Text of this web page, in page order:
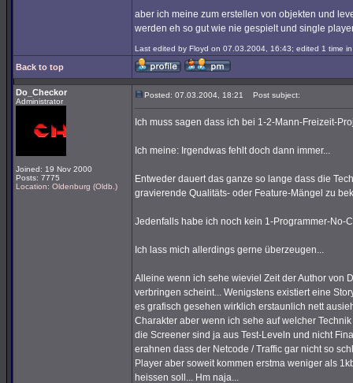
aber ich meine zum erstellen von objekten und
werden eh so gut wie nie gespielt und single
Last edited by Floyd on 07.03.2004, 16:43; edited 1 time
Back to top
Do_Checkor
Administrator
Joined: 19 Nov 2000
Posts: 7775
Location: Oldenburg (Oldb.)
Posted: 07.03.2004, 18:21 Post subject:
Ich muss sagen dass ich bei 1-2-Mann-Freizeit-
Ich meine: Irgendwas fehlt doch dann immer...
Entweder dauert das ganze so lange dass die
gravierende Qualitäts- oder Feature-Mängel zu
Jedenfalls habe ich noch kein 1-Programmer-No-
Ich lass mich allerdings gerne überzeugen...
Alleine wenn ich sehe wieviel Zeit der Author von
verbringen scheint... Wenigstens existiert eine
es grafisch gesehen wirklich erstaunlich nett
Charakter aber wenn ich sehe auf welcher
die Screener sind ja aus Test-Leveln und nicht
erahnen dass der Netcode / Traffic gar nicht so
Player aber soweit kommen erstma weniger als
heissen soll... Hm naja...